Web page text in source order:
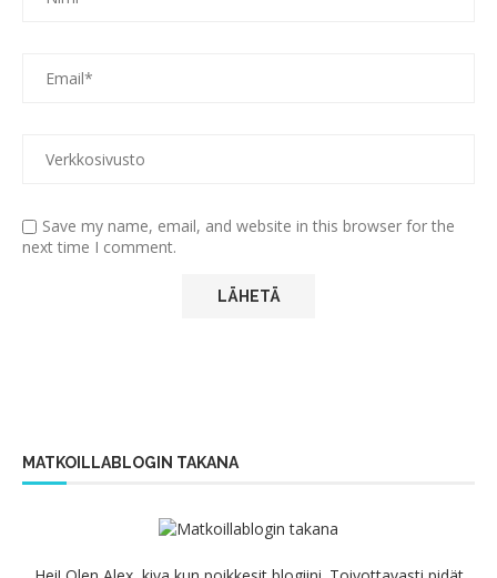
Save my name, email, and website in this browser for the
next time I comment.
MATKOILLABLOGIN TAKANA